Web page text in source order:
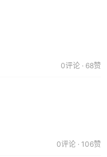
0评论 · 68赞
0评论 · 106赞